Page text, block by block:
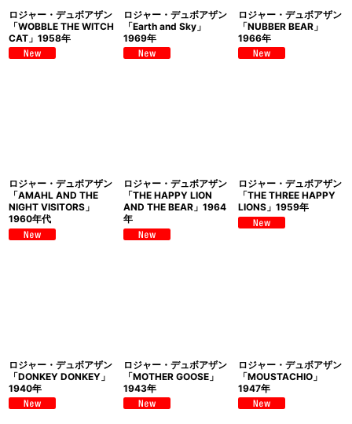
ロジャー・デュボアザン
「WOBBLE THE WITCH
CAT」1958年
ロジャー・デュボアザン
「Earth and Sky」
1969年
ロジャー・デュボアザン
「NUBBER BEAR」
1966年
ロジャー・デュボアザン
「AMAHL AND THE
NIGHT VISITORS」
1960年代
ロジャー・デュボアザン
「THE HAPPY LION
AND THE BEAR」1964
年
ロジャー・デュボアザン
「THE THREE HAPPY
LIONS」1959年
ロジャー・デュボアザン
「DONKEY DONKEY」
1940年
ロジャー・デュボアザン
「MOTHER GOOSE」
1943年
ロジャー・デュボアザン
「MOUSTACHIO」
1947年